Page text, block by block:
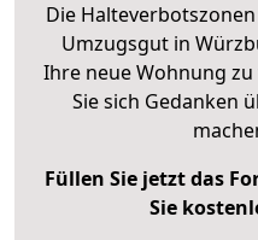
Die
Umzugsgut in
Ihre neue Wohnung
Sie sich Gedanken
Füllen Sie jetzt das
Sie